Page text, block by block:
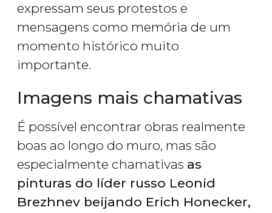
expressam seus protestos e
mensagens como memória de um
momento histórico muito
importante.
Imagens mais chamativas
É possível encontrar obras realmente
boas ao longo do muro, mas são
especialmente chamativas as
pinturas do líder russo Leonid
Brezhnev beijando Erich Honecker,